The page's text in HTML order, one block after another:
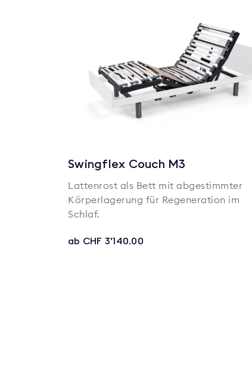
Swingflex Couch M3
Lattenrost als Bett mit abgestimmter
Körperlagerung für Regeneration im
Schlaf.
ab CHF 3'140.00